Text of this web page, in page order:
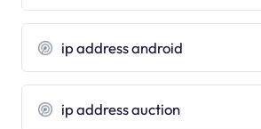
ip address android
ip address auction